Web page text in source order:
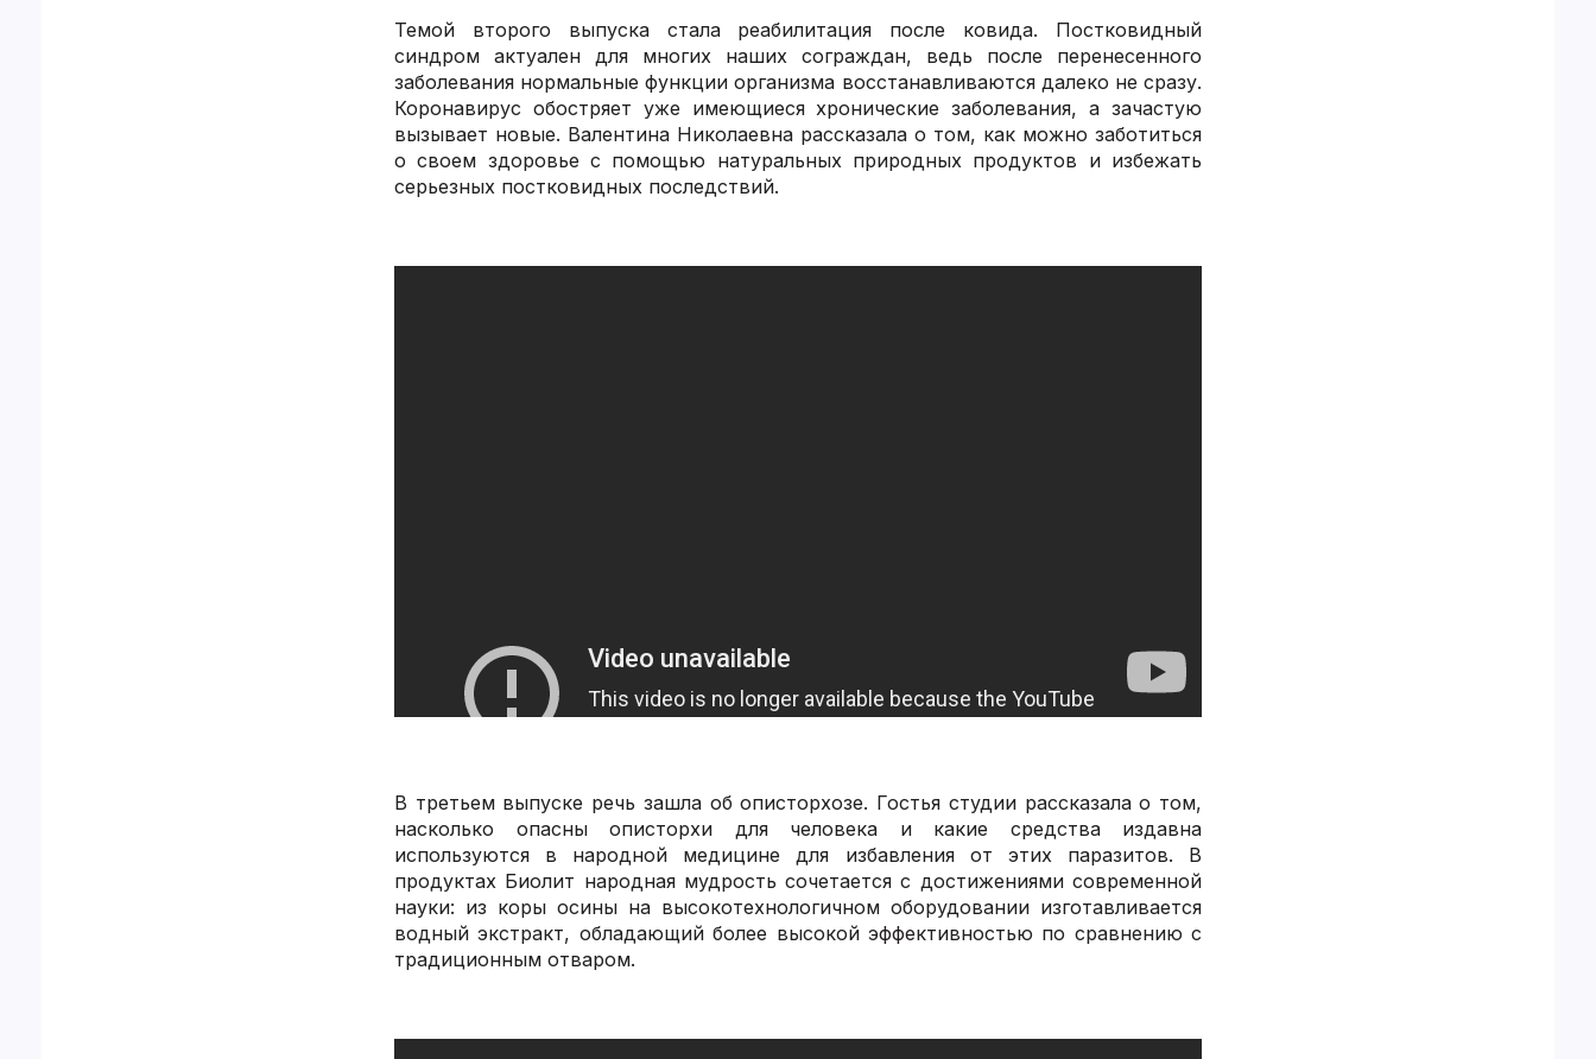
Темой второго выпуска стала реабилитация после ковида. Постковидный
синдром актуален для многих наших сограждан, ведь после перенесенного
заболевания нормальные функции организма восстанавливаются далеко не сразу.
Коронавирус обостряет уже имеющиеся хронические заболевания, а зачастую
вызывает новые. Валентина Николаевна рассказала о том, как можно заботиться
о своем здоровье с помощью натуральных природных продуктов и избежать
серьезных постковидных последствий.
В третьем выпуске речь зашла об описторхозе. Гостья студии рассказала о том,
насколько опасны описторхи для человека и какие средства издавна
используются в народной медицине для избавления от этих паразитов. В
продуктах Биолит народная мудрость сочетается с достижениями современной
науки: из коры осины на высокотехнологичном оборудовании изготавливается
водный экстракт, обладающий более высокой эффективностью по сравнению с
традиционным отваром.